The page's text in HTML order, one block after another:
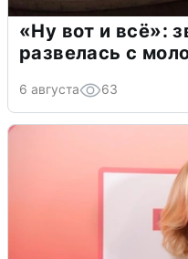
«Ну вот и всё»:
развелась с
6 августа 63